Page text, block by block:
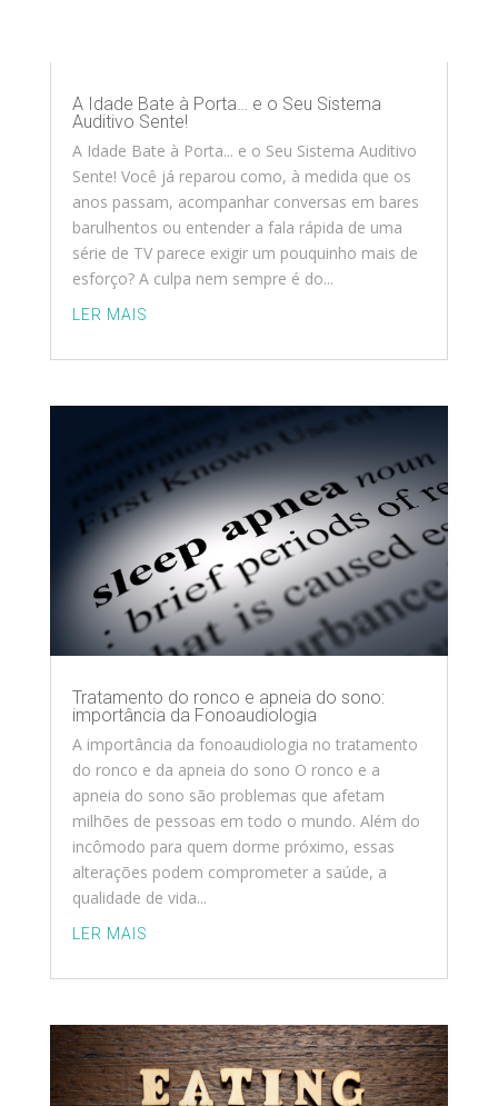
A Idade Bate à Porta… e o Seu Sistema
Auditivo Sente!
A Idade Bate à Porta... e o Seu Sistema Auditivo
Sente! Você já reparou como, à medida que os
anos passam, acompanhar conversas em bares
barulhentos ou entender a fala rápida de uma
série de TV parece exigir um pouquinho mais de
esforço? A culpa nem sempre é do...
LER MAIS
Tratamento do ronco e apneia do sono:
importância da Fonoaudiologia
A importância da fonoaudiologia no tratamento
do ronco e da apneia do sono O ronco e a
apneia do sono são problemas que afetam
milhões de pessoas em todo o mundo. Além do
incômodo para quem dorme próximo, essas
alterações podem comprometer a saúde, a
qualidade de vida...
LER MAIS